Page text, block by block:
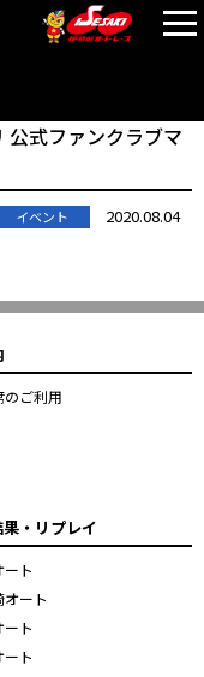
公式ファンクラブマ
イベント 2020.08.04
のご利用
果・リプレイ
ート
ート
ト
ト